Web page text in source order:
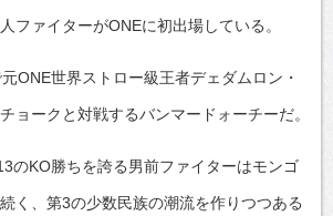
ファイターがONEに初出場している。
ONE世界ストロー級王者デェダムロン・
ョークと対戦するバンマードォーチーだ。
のKO勝ちを誇る男前ファイターはモンゴ
く、第3の少数民族の潮流を作りつつある